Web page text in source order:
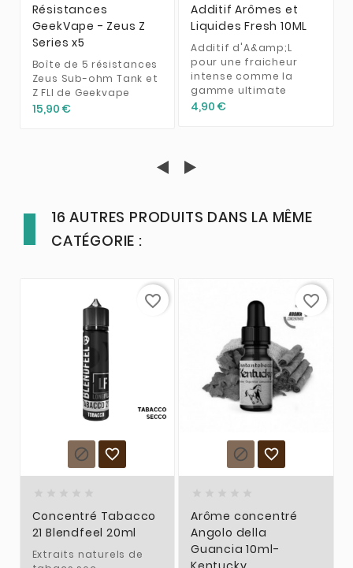
Résistances
GeekVape - Zeus Z
Series x5
Boîte de 5 résistances
Zeus Sub-ohm Tank et
Z FLI de Geekvape
15,90 €
Additif Arômes et
Liquides Fresh 10ML
Additif d'A&amp;L
pour une fraicheur
intense comme la
gamme ultimate
4,90 €
16 AUTRES PRODUITS DANS LA MÊME
CATÉGORIE :
 
Concentré Tabacco
21 Blendfeel 20ml
Extraits naturels de
favorite_border
 
Arôme concentré
Angolo della
Guancia 10ml-
favorite_border